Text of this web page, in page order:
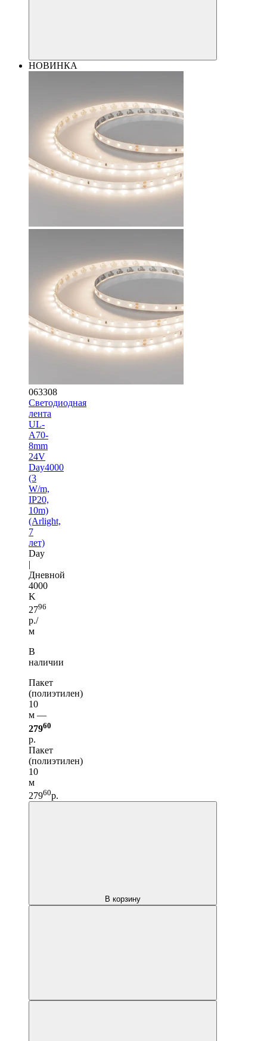
НОВИНКА
063308
Светодиодная
лента
UL-
A70-
8mm
24V
Day4000
(3
W/m,
IP20,
10m)
(Arlight,
7
лет)
Day
|
Дневной
4000
K
2796
р./
м
В
наличии
Пакет
(полиэтилен)
10
м —
27960
р.
Пакет
(полиэтилен)
10
м
27960р.
В корзину